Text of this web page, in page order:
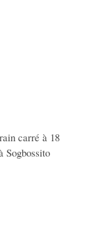
carré à 18
Sogbossito